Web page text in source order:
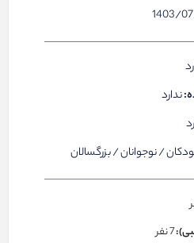
ندارد
/ نوجوانان / بزرگسالان
7 نفر